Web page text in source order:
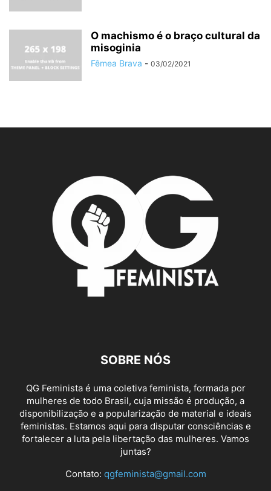
O machismo é o braço cultural da
misoginia
Fêmea Brava - 03/02/2021
SOBRE NÓS
QG Feminista é uma coletiva feminista, formada por
mulheres de todo Brasil, cuja missão é produção, a
disponibilização e a popularização de material e ideais
feministas. Estamos aqui para disputar consciências e
fortalecer a luta pela libertação das mulheres. Vamos
juntas?
Contato: qgfeminista@gmail.com